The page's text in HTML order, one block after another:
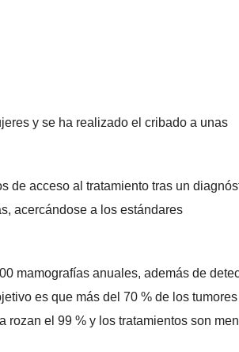
y se ha realizado el cribado a unas
de acceso al tratamiento tras un
acercándose a los estándares
mamografías anuales, además de
es que más del 70 % de los
el 99 % y los tratamientos son